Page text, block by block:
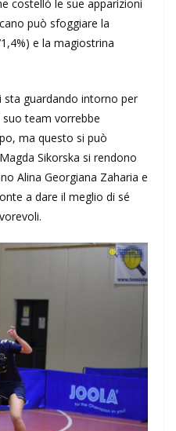
costellò le sue apparizioni
può sfoggiare la
e la magiostrina
sta guardando intorno per
suo team vorrebbe
ma questo si può
Sikorska si rendono
Alina Georgiana Zaharia e
a dare il meglio di sé